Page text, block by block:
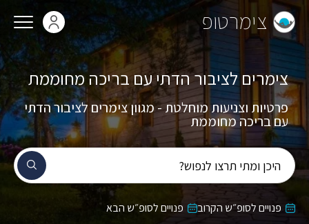
צימרטופ
היכן ומתי תרצו לנפוש?
צימרים לציבור הדתי עם בריכה מחוממת
פרטיות וצניעות מוחלטת - מגוון צימרים לציבור הדתי
עם בריכה מחוממת
פנויים לסופ״ש הקרוב פנויים לסופ״ש הבא